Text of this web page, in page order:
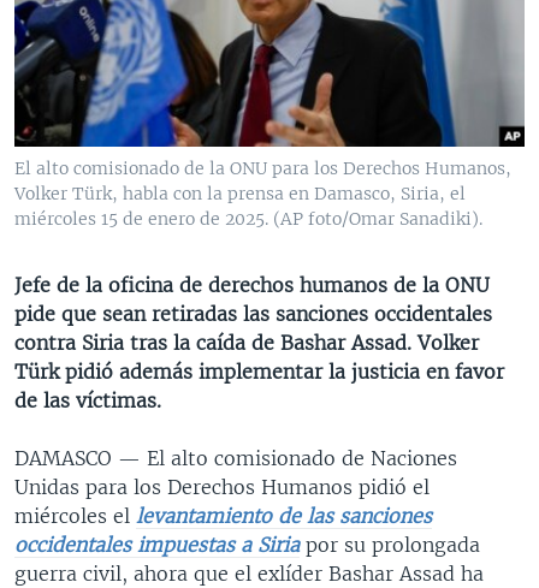
VENEZUELA
BRASIL
NICARAGUA
ECONOMÍA
ENTRETENIMIENTO Y CULTURA
TECNOLOGÍA
DEPORTES
CIENCIA Y SALUD
MULTIMEDIA
VIDEOS
FOTOGRAFÍA
AUDIOS
PROGRAMAS TV
EL MUNDO AL DÍA
FORO INTERAMERICANO
VISIÓN 360
PANORAMA
RADIO
AVANCE INFORMATIVO
AUDIONOTICIAS
ESTADOS UNIDOS AL DÍA
EL MUNDO AL DÍA [RADIO]
FORO [RADIO]
DEPORTIVO INTERNACIONAL
NOTA ECONÓMICA
ENTRETENIMIENTO
DIRECT
DOCUMENTALES DE LA VOA
SÍGANOS
El alto comisionado de la ONU para los Derechos Humanos,
Volker Türk, habla con la prensa en Damasco, Siria, el
miércoles 15 de enero de 2025. (AP foto/Omar Sanadiki).
Jefe de la oficina de derechos humanos de la ONU
pide que sean retiradas las sanciones occidentales
contra Siria tras la caída de Bashar Assad. Volker
Türk pidió además implementar la justicia en favor
de las víctimas.
DAMASCO — El alto comisionado de Naciones
Unidas para los Derechos Humanos pidió el
miércoles el levantamiento de las sanciones
occidentales impuestas a Siriapor su prolongada
guerra civil, ahora que el exlíder Bashar Assad ha